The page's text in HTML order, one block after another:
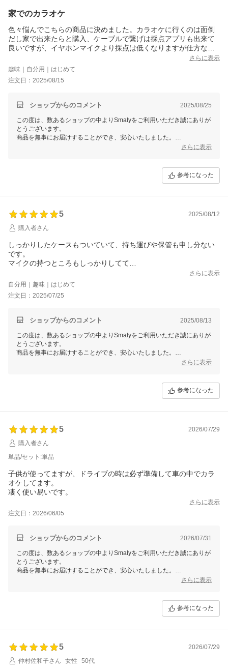
家でのカラオケ
色々悩んでこちらの商品に決めました。カラオケに行くのは面倒
だし家で出来たらと購入、ケーブルで繋げは採点アプリも出来て
良いですが、イヤホンマイクより採点は低くなりますが仕方ない
です、ボイスカットも付いているしケースも付いていて満足で
す。
さらに表示
趣味｜自分用｜はじめて
注文日：2025/08/15
ショップからのコメント 2025/08/25
この度は、数あるショップの中よりSmalyをご利用いただき誠にありが
とうございます。
商品を無事にお届けすることができ、安心いたしました。
また、お忙しい中レビューをご記入いただき誠にありがとうございま
またのご来店をスタッフ一同心よりお待ちしております。
さらに表示
参考になった
5
2025/08/12
購入者さん
しっかりしたケースもついていて、持ち運びや保管も申し分ない
です。
マイクの持つところもしっかりしてて
何よりエコーがちょうど良くて1人カラオケ最高です。スピーカー
から聞こえる音質も問題なくかなりおすすめです。
さらに表示
自分用｜趣味｜はじめて
注文日：2025/07/25
ショップからのコメント 2025/08/13
この度は、数あるショップの中よりSmalyをご利用いただき誠にありが
とうございます。
商品を無事にお届けすることができ、安心いたしました。
また、お忙しい中レビューをご記入いただき誠にありがとうございま
またのご来店をスタッフ一同心よりお待ちしております。
さらに表示
参考になった
5
2026/07/29
購入者さん
単品/セット:単品
子供が使ってますが、ドライブの時は必ず準備して車の中でカラ
オケしてます。
凄く使い易いです。
さらに表示
注文日：2026/06/05
ショップからのコメント 2026/07/31
この度は、数あるショップの中よりSmalyをご利用いただき誠にありが
とうございます。
商品を無事にお届けすることができ、安心いたしました。
また、お忙しい中レビューをご記入いただき誠にありがとうございま
またのご来店をスタッフ一同心よりお待ちしております。
さらに表示
参考になった
5
2026/07/29
仲村佐和子さん
女性
50代